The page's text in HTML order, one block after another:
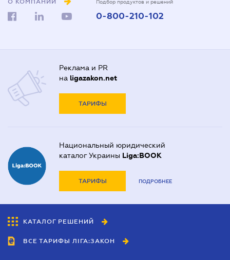
О КОМПАНИИ Подбор продуктов и решений
0-800-210-102
Реклама и PR
на ligazakon.net
ТАРИФЫ
Национальный юридический
каталог Украины Liga:BOOK
ТАРИФЫ ПОДРОБНЕЕ
КАТАЛОГ РЕШЕНИЙ
ВСЕ ТАРИФЫ ЛІГА:ЗАКОН